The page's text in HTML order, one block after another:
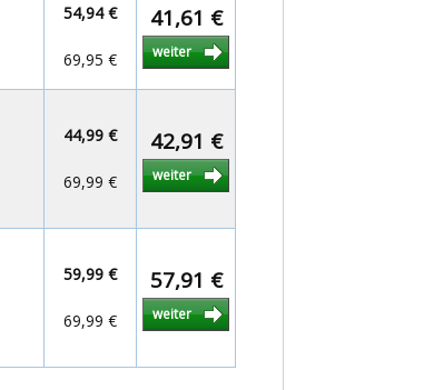
54,94 €
69,95 €
41,61 €
weiter
44,99 €
69,99 €
42,91 €
weiter
59,99 €
69,99 €
57,91 €
weiter